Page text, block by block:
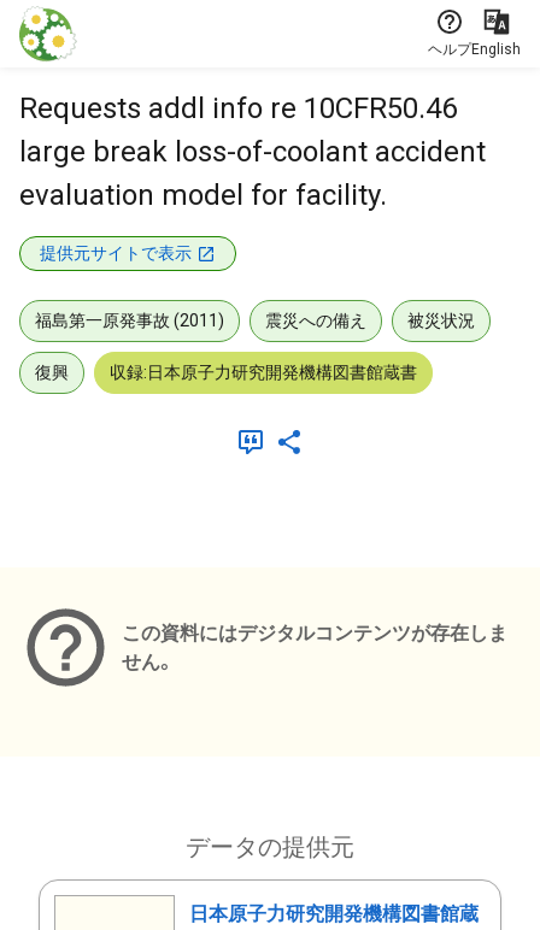
本文に飛ぶ
ヘルプEnglish
Requests addl info re 10CFR50.46
large break loss-of-coolant accident
evaluation model for facility.
提供元サイトで表示
福島第一原発事故 (2011) 震災への備え 被災状況
復興 収録:日本原子力研究開発機構図書館蔵書
この資料にはデジタルコンテンツが存在しま
せん。
データの提供元
日本原子力研究開発機構図書館蔵